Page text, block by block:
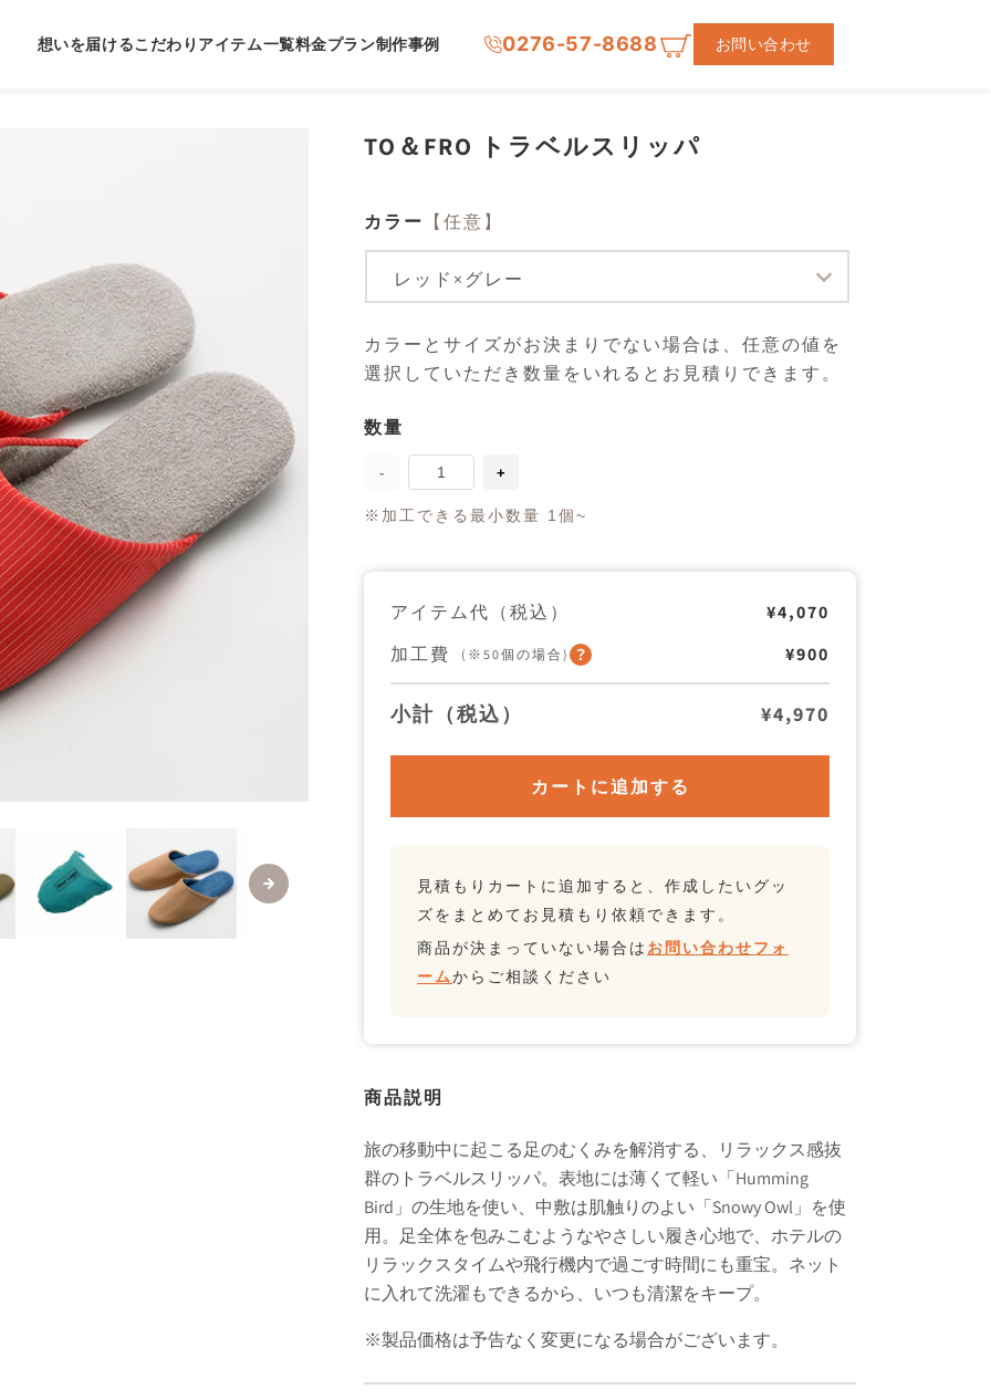
想いを届けるこだわり アイテム一覧料金プラン制作事例 0276-57-8688 お問い合わせ
TO＆FRO トラベルスリッパ
カラー 【任意】
カラーとサイズがお決まりでない場合は、任意の値を
選択していただき数量をいれるとお見積りできます。
数
数量
TO
FRO
ベ
ス
ッ
数
を
TO
FRO
ベ
ス
ッ
数
を
※加工できる最小数量 1個~
アイテム代（税込）
¥4,070
加工費
(※50個の場合) ¥900
小計（税込） ¥4,970
カートに追加する
見積もりカートに追加すると、作成したいグッ
ズをまとめてお見積もり依頼できます。
商品が決まっていない場合は お問い合わせフォ
ームからご相談ください
商品説明
旅の移動中に起こる足のむくみを解消する、リラックス感抜
群のトラベルスリッパ。表地には薄くて軽い「Humming
Bird」の生地を使い、中敷は肌触りのよい「Snowy Owl」を使
用。足全体を包みこむようなやさしい履き心地で、ホテルの
リラックスタイムや飛行機内で過ごす時間にも重宝。ネット
に入れて洗濯もできるから、いつも清潔をキープ。
※製品価格は予告なく変更になる場合がございます。